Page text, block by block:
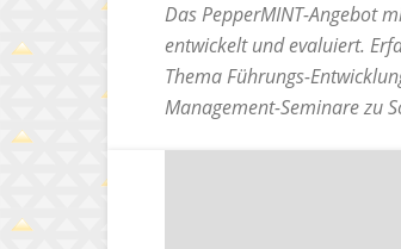
Das PepperMINT-Angebot
entwickelt und evaluiert.
Thema Führungs-
Management-Seminare zu